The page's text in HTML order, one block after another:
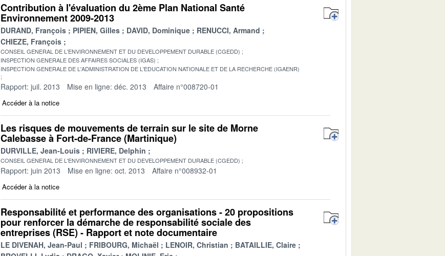
Contribution à l'évaluation du 2ème Plan National Santé
Environnement 2009-2013
DURAND, François PIPIEN, Gilles DAVID, Dominique
RENUCCI, Armand
CHIEZE, François
CONSEIL GENERAL DE L'ENVIRONNEMENT ET DU DEVELOPPEMENT DURABLE (CGEDD)
INSPECTION GENERALE DES AFFAIRES SOCIALES (IGAS)
INSPECTION GENERALE DE L'ADMINISTRATION DE L'EDUCATION NATIONALE ET DE LA RECHERCHE (IGAENR)
Rapport: juil. 2013 Mise en ligne: déc. 2013 Affaire n°008720-01
Accéder à la notice
Les risques de mouvements de terrain sur le site de Morne
Calebasse à Fort-de-France (Martinique)
DURVILLE, Jean-Louis RIVIERE, Delphin
CONSEIL GENERAL DE L'ENVIRONNEMENT ET DU DEVELOPPEMENT DURABLE (CGEDD)
Rapport: juin 2013 Mise en ligne: oct. 2013 Affaire n°008932-01
Accéder à la notice
Responsabilité et performance des organisations - 20 propositions
pour renforcer la démarche de responsabilité sociale des
entreprises (RSE) - Rapport et note documentaire
LE DIVENAH, Jean-Paul FRIBOURG, Michaël LENOIR, Christian
BATAILLIE, Claire